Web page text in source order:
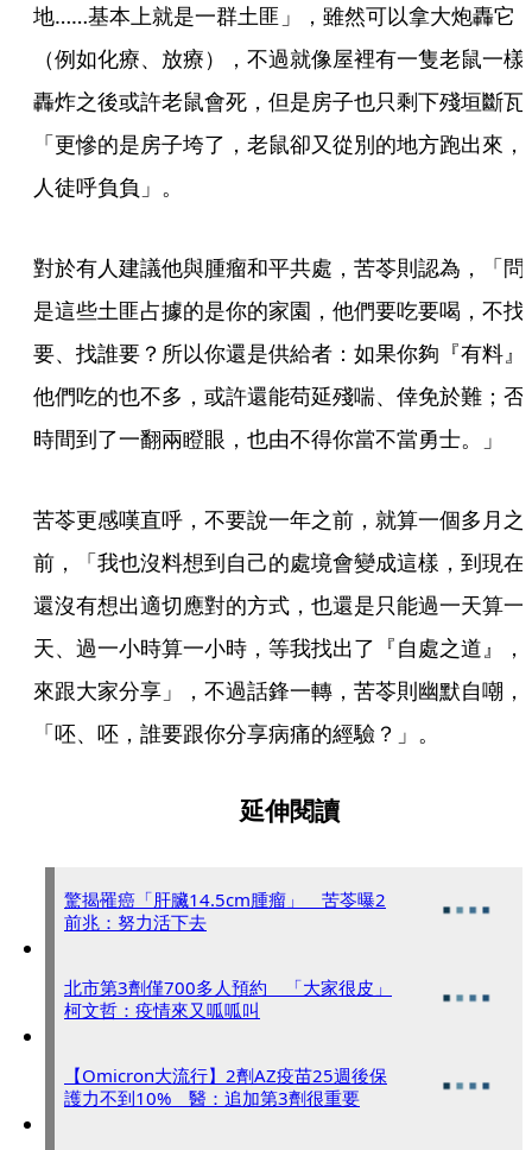
地……基本上就是一群土匪」，雖然可以拿大炮轟它
（例如化療、放療），不過就像屋裡有一隻老鼠一樣
轟炸之後或許老鼠會死，但是房子也只剩下殘垣斷瓦
「更慘的是房子垮了，老鼠卻又從別的地方跑出來，
人徒呼負負」。
對於有人建議他與腫瘤和平共處，苦苓則認為，「問
是這些土匪占據的是你的家園，他們要吃要喝，不找
要、找誰要？所以你還是供給者：如果你夠『有料』
他們吃的也不多，或許還能苟延殘喘、倖免於難；否
時間到了一翻兩瞪眼，也由不得你當不當勇士。」
苦苓更感嘆直呼，不要說一年之前，就算一個多月之
前，「我也沒料想到自己的處境會變成這樣，到現在
還沒有想出適切應對的方式，也還是只能過一天算一
天、過一小時算一小時，等我找出了『自處之道』，
來跟大家分享」，不過話鋒一轉，苦苓則幽默自嘲，
「呸、呸，誰要跟你分享病痛的經驗？」。
延伸閱讀
驚揭罹癌「肝臟14.5cm腫瘤」 苦苓曝2
前兆：努力活下去
北市第3劑僅700多人預約 「大家很皮」
柯文哲：疫情來又呱呱叫
【Omicron大流行】2劑AZ疫苗25週後保
護力不到10% 醫：追加第3劑很重要